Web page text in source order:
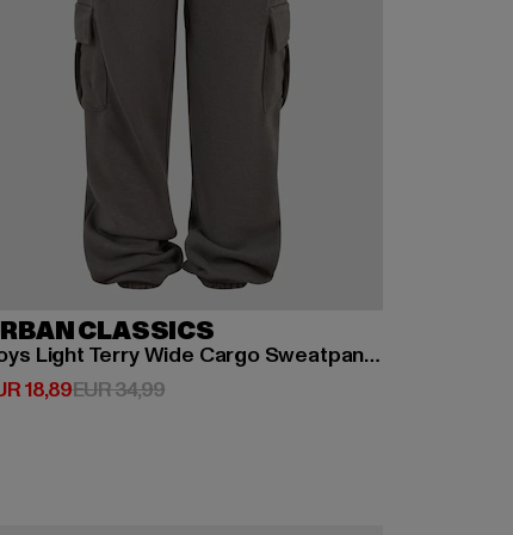
CLASSICS
Boys Light Terry Wide Cargo Sweatpants
18,89Preis: EUR 18,89
EUR 34,99Aktionspreis: EUR 34,99